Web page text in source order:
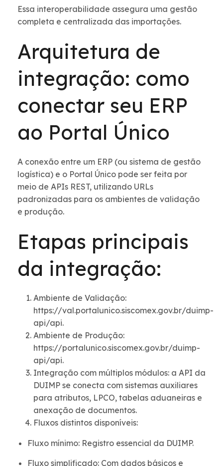
Essa interoperabilidade assegura uma gestão
completa e centralizada das importações.
Arquitetura de
integração: como
conectar seu ERP
ao Portal Único
A conexão entre um ERP (ou sistema de gestão
logística) e o Portal Único pode ser feita por
meio de APIs REST, utilizando URLs
padronizadas para os ambientes de validação
e produção.
Etapas principais
da integração:
Ambiente de Validação:
https://val.portalunico.siscomex.gov.br/duimp-
api/api.
Ambiente de Produção:
https://portalunico.siscomex.gov.br/duimp-
api/api.
Integração com múltiplos módulos: a API da
DUIMP se conecta com sistemas auxiliares
para atributos, LPCO, tabelas aduaneiras e
anexação de documentos.
Fluxos distintos disponíveis:
Fluxo mínimo: Registro essencial da DUIMP.
Fluxo simplificado: Com dados básicos e